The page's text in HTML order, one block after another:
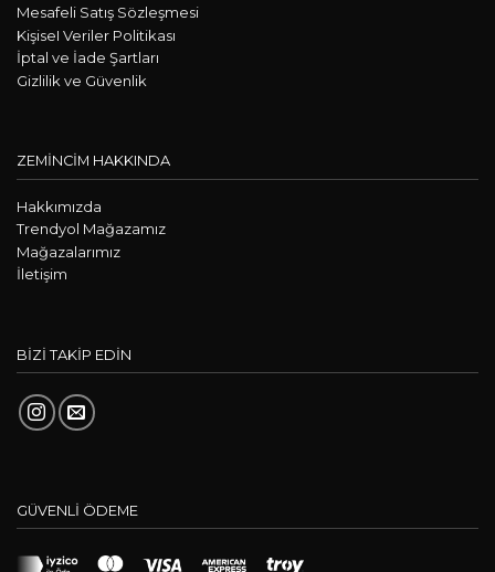
Mesafeli Satış Sözleşmesi
KişiseI Veriler Politikası
İptal ve İade Şartları
Gizlilik ve Güvenlik
ZEMİNCİM HAKKINDA
Hakkımızda
Trendyol Mağazamız
Mağazalarımız
İletişim
BİZİ TAKİP EDİN
GÜVENLİ ÖDEME